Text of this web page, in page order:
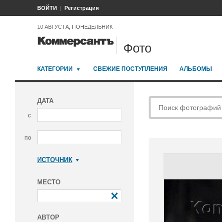
ВОЙТИ Регистрация
10 АВГУСТА, ПОНЕДЕЛЬНИК
Фото
КАТЕГОРИИ СВЕЖИЕ ПОСТУПЛЕНИЯ АЛЬБОМЫ
ДАТА
с
по
ИСТОЧНИК
МЕСТО
АВТОР